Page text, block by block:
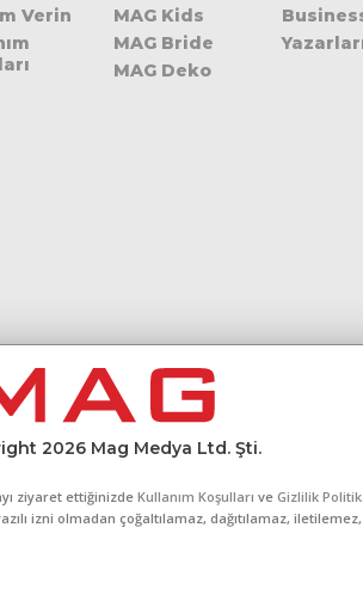
Verin
MAG Kids
MAG Bride
MAG Deko
2026 Mag Medya Ltd. Şti.
ziyaret ettiğinizde Kullanım Koşulları ve Gizlilik
izni olmadan çoğaltılamaz, dağıtılamaz,